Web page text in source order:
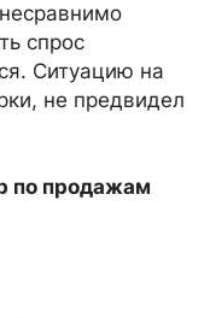
спрос
Ситуацию на
не предвидел
по продажам